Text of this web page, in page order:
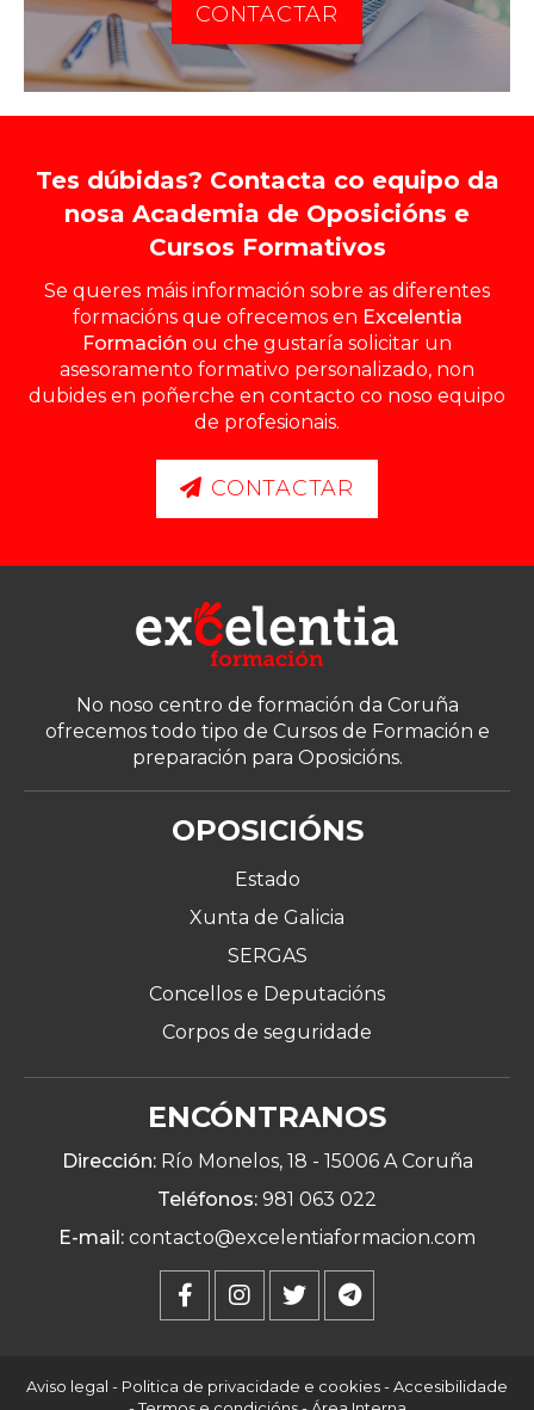
CONTACTAR
Tes dúbidas? Contacta co equipo da
nosa Academia de Oposicións e
Cursos Formativos
Se queres máis información sobre as diferentes
formacións que ofrecemos en Excelentia
Formación ou che gustaría solicitar un
asesoramento formativo personalizado, non
dubides en poñerche en contacto co noso equipo
de profesionais.
CONTACTAR
No noso centro de formación da Coruña
ofrecemos todo tipo de Cursos de Formación e
preparación para Oposicións.
OPOSICIÓNS
Estado
Xunta de Galicia
SERGAS
Concellos e Deputacións
Corpos de seguridade
ENCÓNTRANOS
Dirección:Río Monelos, 18 - 15006 A Coruña
Teléfonos: 981 063 022
E-mail: contacto@excelentiaformacion.com
Aviso legal - Politica de privacidade e cookies-Accesibilidade